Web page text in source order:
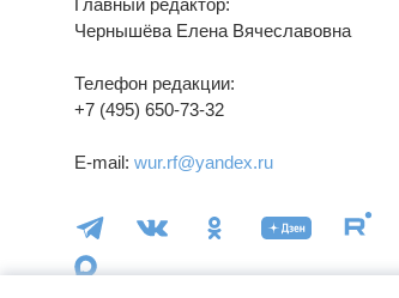
Главный редактор:
Чернышёва Елена Вячеславовна
Телефон редакции:
+7 (495) 650-73-32
E-mail: wur.rf@yandex.ru